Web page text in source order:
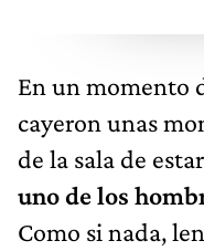
En un momento
cayeron unas
de la sala de
uno de los
Como si nada,